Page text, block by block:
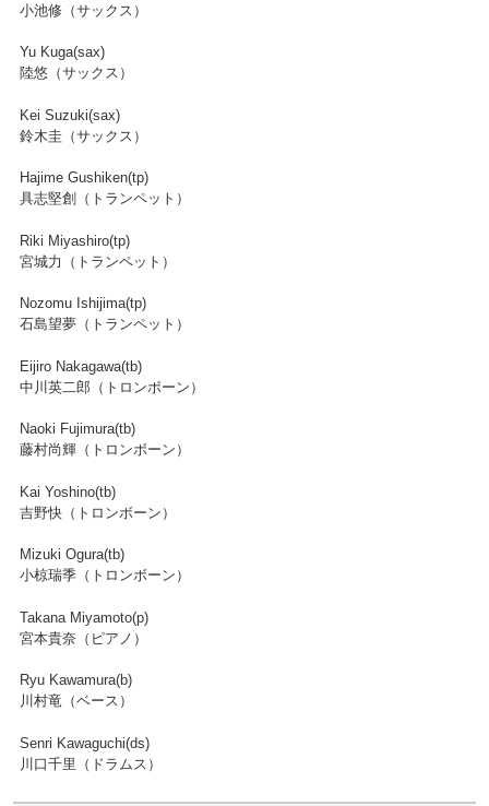
小池修（サックス）
Yu Kuga(sax)
陸悠（サックス）
Kei Suzuki(sax)
鈴木圭（サックス）
Hajime Gushiken(tp)
具志堅創（トランペット）
Riki Miyashiro(tp)
宮城力（トランペット）
Nozomu Ishijima(tp)
石島望夢（トランペット）
Eijiro Nakagawa(tb)
中川英二郎（トロンボーン）
Naoki Fujimura(tb)
藤村尚輝（トロンボーン）
Kai Yoshino(tb)
吉野快（トロンボーン）
Mizuki Ogura(tb)
小椋瑞季（トロンボーン）
Takana Miyamoto(p)
宮本貴奈（ピアノ）
Ryu Kawamura(b)
川村竜（ベース）
Senri Kawaguchi(ds)
川口千里（ドラムス）